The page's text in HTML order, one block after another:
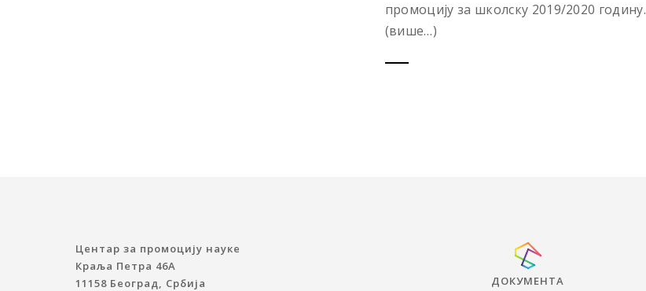
промоцију за школску 2019/2020 годину.
(више…)
Центар за промоцију науке
Краља Петра 46A
11158 Београд, Србија
ДОКУМЕНТА